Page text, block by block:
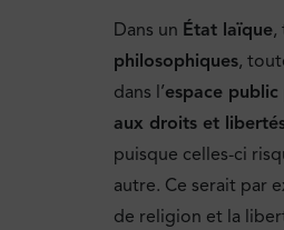
Dans un État laïque,
philosophiques,
dans l’espace public
aux droits et
puisque celles-ci
autre. Ce serait par
de religion et la